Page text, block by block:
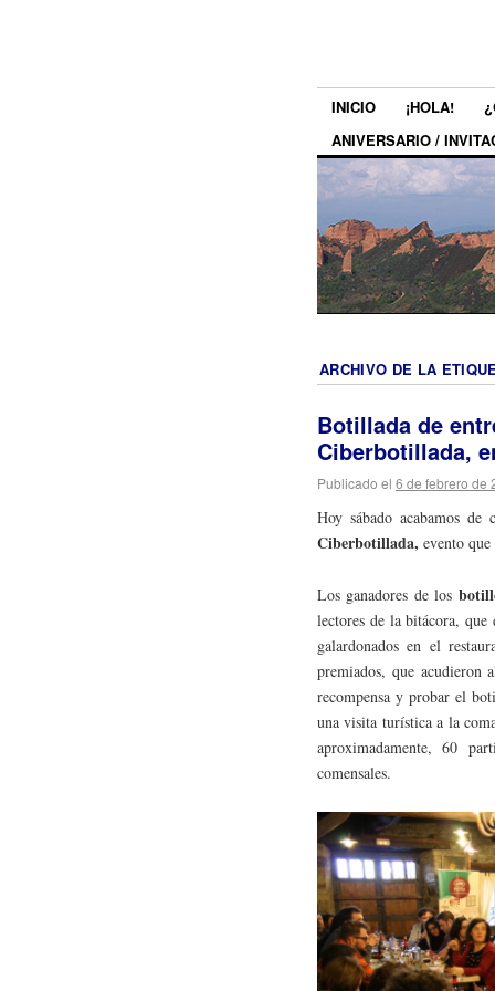
INICIO ¡HOLA!
ANIVERSARIO /
ARCHIVO DE LA
Botillada de
Ciberbotillada,
Publicado el 6 de febrero de
Hoy sábado acabamos
Ciberbotillada, evento
Los ganadores de los
lectores de la bitácora,
galardonados en el
premiados, que acudieron
recompensa y probar el
una visita turística a la
aproximadamente, 60
comensales.